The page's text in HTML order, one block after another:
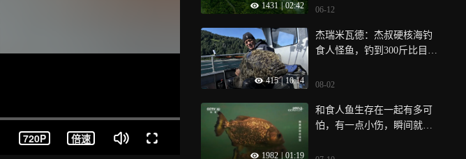
720P 倍速
1431 02:42 06-12
415 | 10:14
杰瑞米瓦德：杰叔硬核海钓
食人怪鱼，钓到300斤比目
08-02
1982 01:19
和食人鱼生存在一起有多可
怕，有一点小伤，瞬间就会